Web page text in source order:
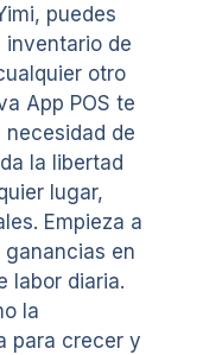
puedes
de
otro
App POS te
de
la libertad
lugar,
Empieza a
en
labor diaria.
la
para crecer y